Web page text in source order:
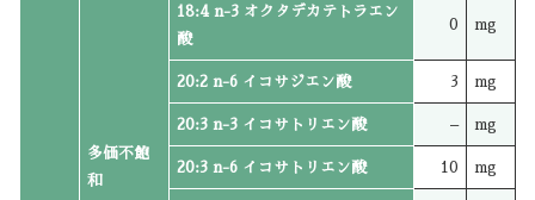
多価不飽
和
18:4 n-3 オクタデカテトラエン
酸
0 mg
20:2 n-6 イコサジエン酸 3 mg
20:3 n-3 イコサトリエン酸 – mg
20:3 n-6 イコサトリエン酸 10 mg